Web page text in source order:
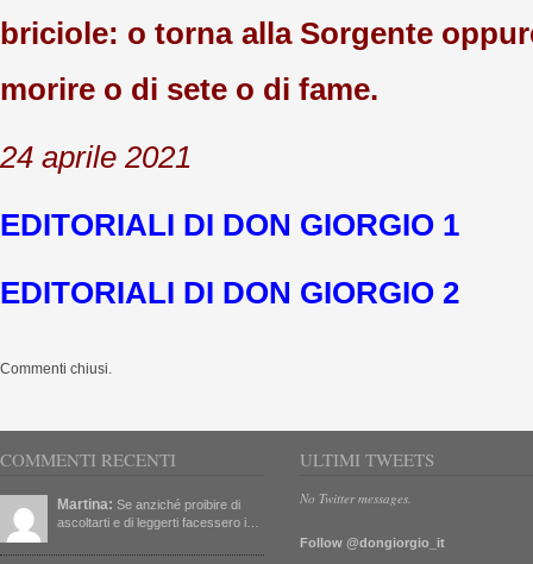
briciole: o torna alla Sorgente
morire o di sete o di fame.
24 aprile 2021
EDITORIALI DI DON GIORGIO 1
EDITORIALI DI DON GIORGIO 2
Commenti chiusi.
COMMENTI RECENTI
Martina: Se anziché proibire di
ascoltarti e di leggerti facessero i…
ULTIMI TWEETS
No Twitter messages.
Follow @dongiorgio_it